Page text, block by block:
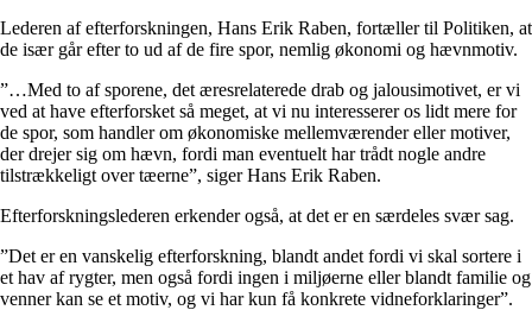
Lederen af efterforskningen, Hans Erik Raben, fortæller til Politiken, at
de især går efter to ud af de fire spor, nemlig økonomi og hævnmotiv.
”…Med to af sporene, det æresrelaterede drab og jalousimotivet, er vi
ved at have efterforsket så meget, at vi nu interesserer os lidt mere for
de spor, som handler om økonomiske mellemværender eller motiver,
der drejer sig om hævn, fordi man eventuelt har trådt nogle andre
tilstrækkeligt over tæerne”, siger Hans Erik Raben.
Efterforskningslederen erkender også, at det er en særdeles svær sag.
”Det er en vanskelig efterforskning, blandt andet fordi vi skal sortere i
et hav af rygter, men også fordi ingen i miljøerne eller blandt familie og
venner kan se et motiv, og vi har kun få konkrete vidneforklaringer”.